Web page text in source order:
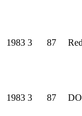
1983 3 87
1983 3 87